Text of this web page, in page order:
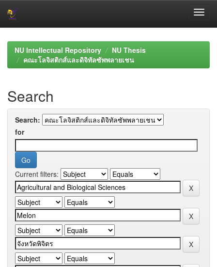
navigationNU Intellectual Repository
NU Thesis
คณะโลจิสติกส์และดิจิทัลซัพพลายเชน
Search
Search:
for
Current filters: